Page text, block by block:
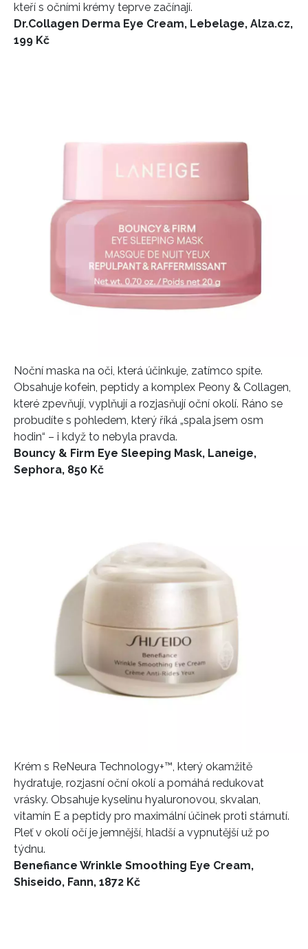
INFORMACE
REDAKCE
kteří s očními krémy teprve začínají.
Dr.Collagen Derma Eye Cream, Lebelage, Alza.cz,
199 Kč
Noční maska na oči, která účinkuje, zatímco spíte.
Obsahuje kofein, peptidy a komplex Peony & Collagen,
které zpevňují, vyplňují a rozjasňují oční okolí. Ráno se
probudíte s pohledem, který říká „spala jsem osm
hodin“ – i když to nebyla pravda.
Bouncy & Firm Eye Sleeping Mask, Laneige,
Sephora, 850 Kč
Krém s ReNeura Technology+™, který okamžitě
hydratuje, rozjasní oční okolí a pomáhá redukovat
vrásky. Obsahuje kyselinu hyaluronovou, skvalan,
vitamín E a peptidy pro maximální účinek proti stárnutí.
Pleť v okolí očí je jemnější, hladší a vypnutější už po
týdnu.
Benefiance Wrinkle Smoothing Eye Cream,
Shiseido, Fann, 1872 Kč